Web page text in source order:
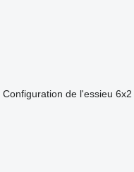
Configuration de l'essieu 6x2